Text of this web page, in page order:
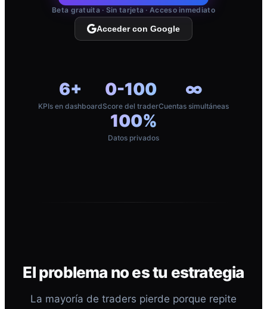
Beta gratuita · Sin tarjeta · Acceso inmediato
Acceder con Google
6+
KPIs en dashboard
0-100
Score del trader
∞
Cuentas simultáneas
100%
Datos privados
El problema no es tu estrategia
La mayoría de traders pierde porque repite